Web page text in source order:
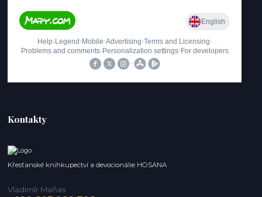
Kontakty
Křesťanské knihkupectví a devocionálie HOSANA
Vladimír Maňas